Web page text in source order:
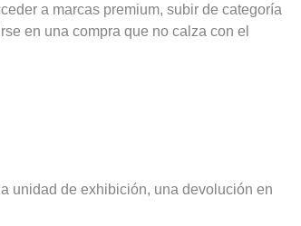
a marcas premium, subir de categoría
en una compra que no calza con el
unidad de exhibición, una devolución en